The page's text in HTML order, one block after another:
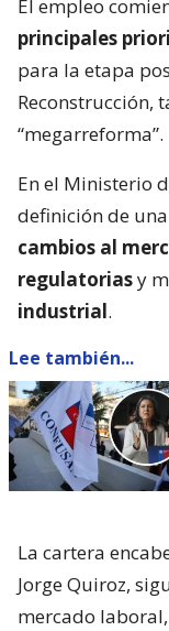
El empleo
principales
para la etapa
Reconstrucción,
“megarreforma”.
En el Ministerio
definición de
cambios al
regulatoriasy
industrial.
Lee también...
La cartera
Jorge Quiroz,
mercado